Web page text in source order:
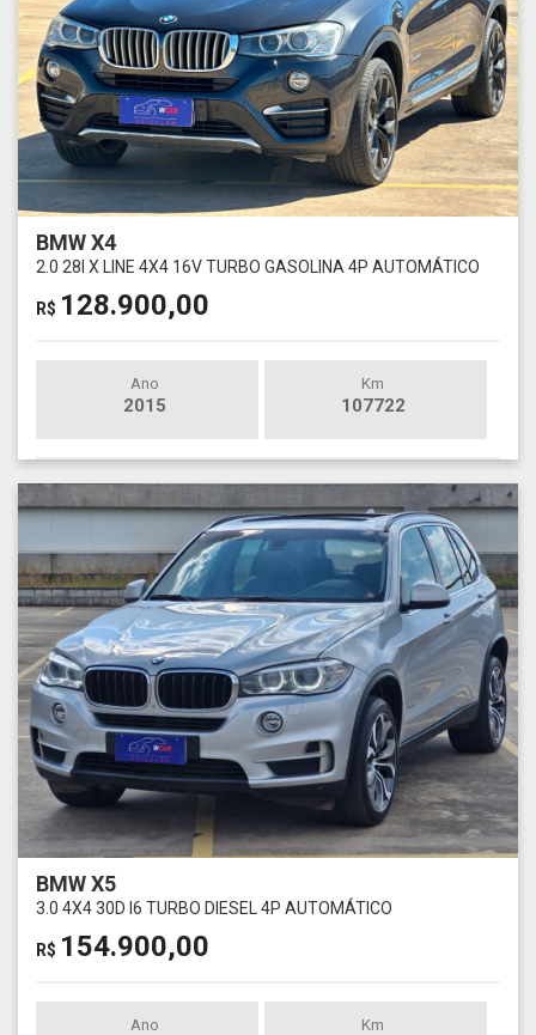
BMW X4
2.0 28I X LINE 4X4 16V TURBO GASOLINA 4P AUTOMÁTICO
R$ 128.900,00
Ano
2015
Km
107722
BMW X5
3.0 4X4 30D I6 TURBO DIESEL 4P AUTOMÁTICO
R$ 154.900,00
Ano Km